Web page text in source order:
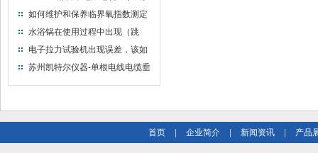
装置
如何维护和保养临界氧指数测定
仪
水浴锅在使用过程中出现（跳
闸）处理方法
电子拉力试验机出现误差，该如
何解决
苏州凯特尔仪器-单根电线电缆垂
首页 企业简介 新闻资讯 产品